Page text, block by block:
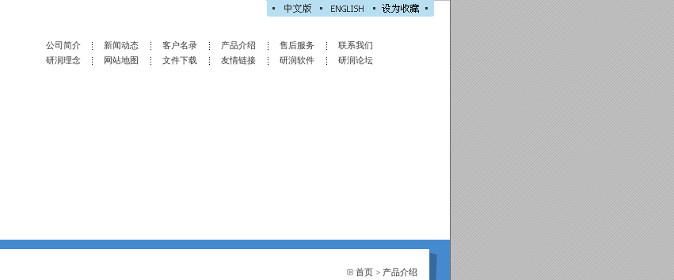
公司简介 新闻动态 客户名录 产品介绍 售后服务
联系我们
研润理念
网站地图 文件下载 友情链接 研润软件 研润论坛
首页 > 产品介绍